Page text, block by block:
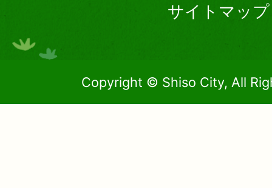
サイトマップ
Copyright © Shiso City, All